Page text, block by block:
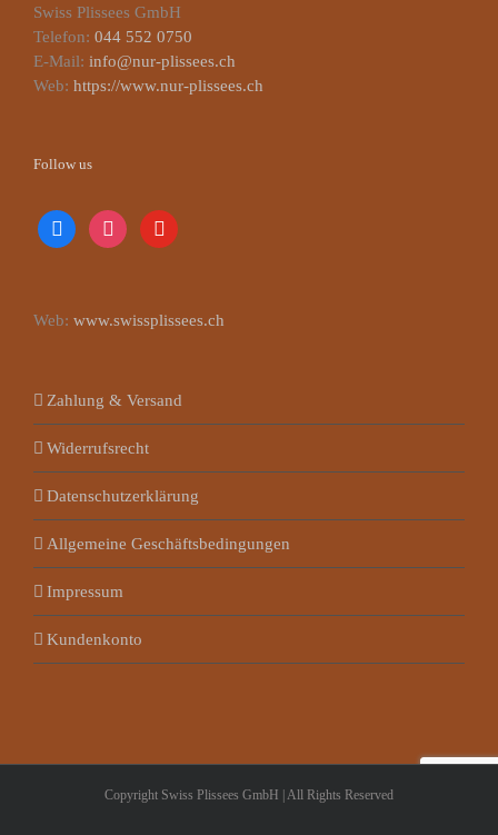
Swiss Plissees GmbH
Telefon: 044 552 0750
E-Mail: info@nur-plissees.ch
Web: https://www.nur-plissees.ch
Follow us
facebookinstagramyoutube
Web: www.swissplissees.ch
Zahlung & Versand
Widerrufsrecht
Datenschutzerklärung
Allgemeine Geschäftsbedingungen
Impressum
Kundenkonto
Copyright Swiss Plissees GmbH | All Rights Reserved